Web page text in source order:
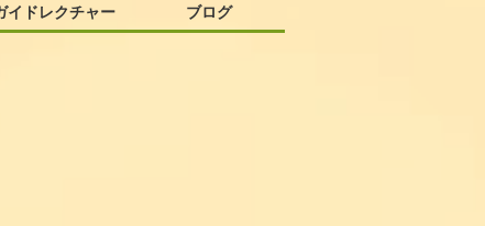
イドレクチャー ブログ